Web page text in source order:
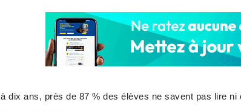
à dix ans, près de 87 % des élèves ne savent pas lire